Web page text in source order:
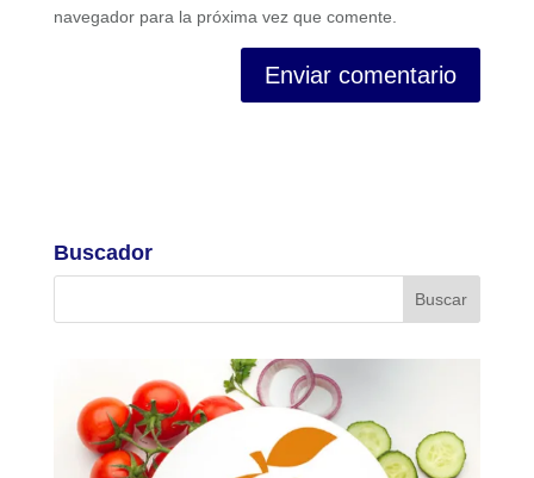
navegador para la próxima vez que comente.
Buscador